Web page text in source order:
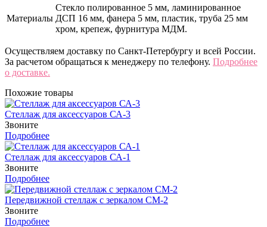
Материалы
Стекло полированное 5 мм, ламинированное
ДСП 16 мм, фанера 5 мм, пластик, труба 25 мм
хром, крепеж, фурнитура МДМ.
Осуществляем доставку по Санкт-Петербургу и всей России.
За расчетом обращаться к менеджеру по телефону. Подробнее
о доставке.
Похожие товары
Стеллаж для аксессуаров СА-3
Звоните
Подробнее
Стеллаж для аксессуаров СА-1
Звоните
Подробнее
Передвижной стеллаж с зеркалом СМ-2
Звоните
Подробнее